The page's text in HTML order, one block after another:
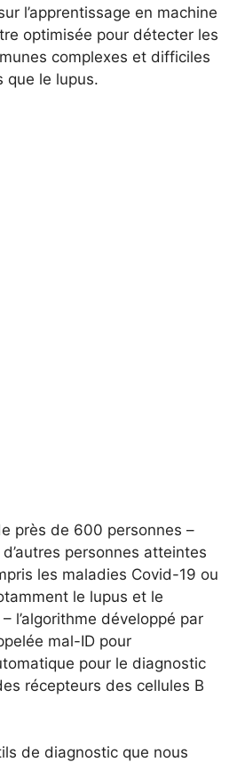
l’apprentissage en machine
optimisée pour détecter les
complexes et difficiles
que le lupus.
près de 600 personnes –
personnes atteintes
les maladies Covid-19 ou
le lupus et le
l’algorithme développé par
mal-ID pour
pour le diagnostic
récepteurs des cellules B
de diagnostic que nous